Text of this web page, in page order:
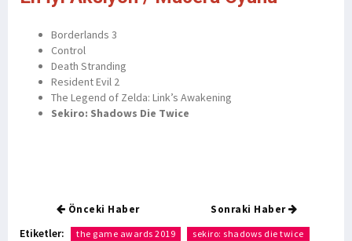
Borderlands 3
Control
Death Stranding
Resident Evil 2
The Legend of Zelda: Link’s Awakening
Sekiro: Shadows Die Twice
Önceki Haber Sonraki Haber
Etiketler: the game awards 2019 sekiro: shadows die twice